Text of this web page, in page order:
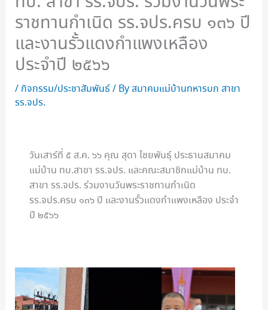
ราชทานกำเนิด รร.จปร.ครบ ๑๓๖ ปี
และงานรั้วแดงกำแพงเหลือง
ประจำปี ๒๕๖๖
/ กิจกรรม/ประชาสัมพันธ์/ Byสมาคมแม่บ้านทหารบก สาขา
รร.จปร.
วันเสาร์ที่ ๕ ส.ค. ๖๖ คุณ สุดา ไชยพันธุ์ ประธานสมาคม
แม่บ้าน ทบ.สาขา รร.จปร. และคณะสมาชิกแม่บ้าน ทบ.
สาขา รร.จปร. ร่วมงานวันพระราชทานกำเนิด
รร.จปร.ครบ ๑๓๖ ปี และงานรั้วแดงกำแพงเหลือง ประจำ
ปี ๒๕๖๖